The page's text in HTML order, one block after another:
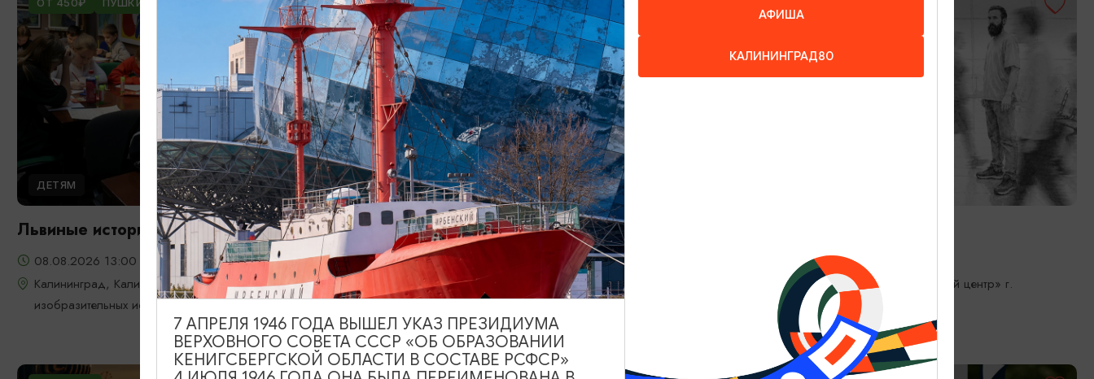
ДЕТЯМ
Львиные истории
08.08.2026 13:00
Калининград, Калининградский областной музей
изобразительных искусств
КОНЦЕРТЫ
Под небом Италии
08.08.2026 17:00
Калининград, Калининградский областной историко-
художественный музей
08.08.2026 17:00
Зеленоградск, «Культурно-досуговый центр» г.
Зеленоградск
АФИША
КАЛИНИНГРАД80
7 АПРЕЛЯ 1946 ГОДА ВЫШЕЛ УКАЗ ПРЕЗИДИУМА
ВЕРХОВНОГО СОВЕТА СССР «ОБ ОБРАЗОВАНИИ
КЕНИГСБЕРГСКОЙ ОБЛАСТИ В СОСТАВЕ РСФСР»